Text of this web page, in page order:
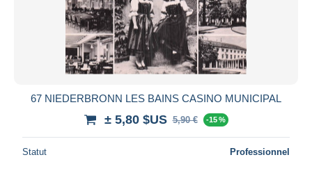
67 NIEDERBRONN LES BAINS CASINO MUNICIPAL
± 5,80 $US 5,90 € -15 %
Statut Professionnel